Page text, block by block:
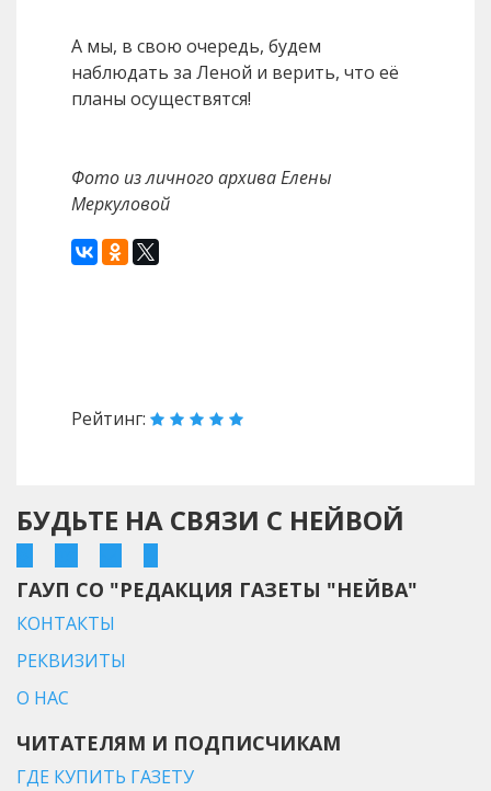
А мы, в свою очередь, будем
наблюдать за Леной и верить, что её
планы осуществятся!
Фото из личного архива Елены
Меркуловой
Рейтинг:
БУДЬТЕ НА СВЯЗИ С НЕЙВОЙ
ГАУП СО "РЕДАКЦИЯ ГАЗЕТЫ "НЕЙВА"
КОНТАКТЫ
РЕКВИЗИТЫ
О НАС
ЧИТАТЕЛЯМ И ПОДПИСЧИКАМ
ГДЕ КУПИТЬ ГАЗЕТУ